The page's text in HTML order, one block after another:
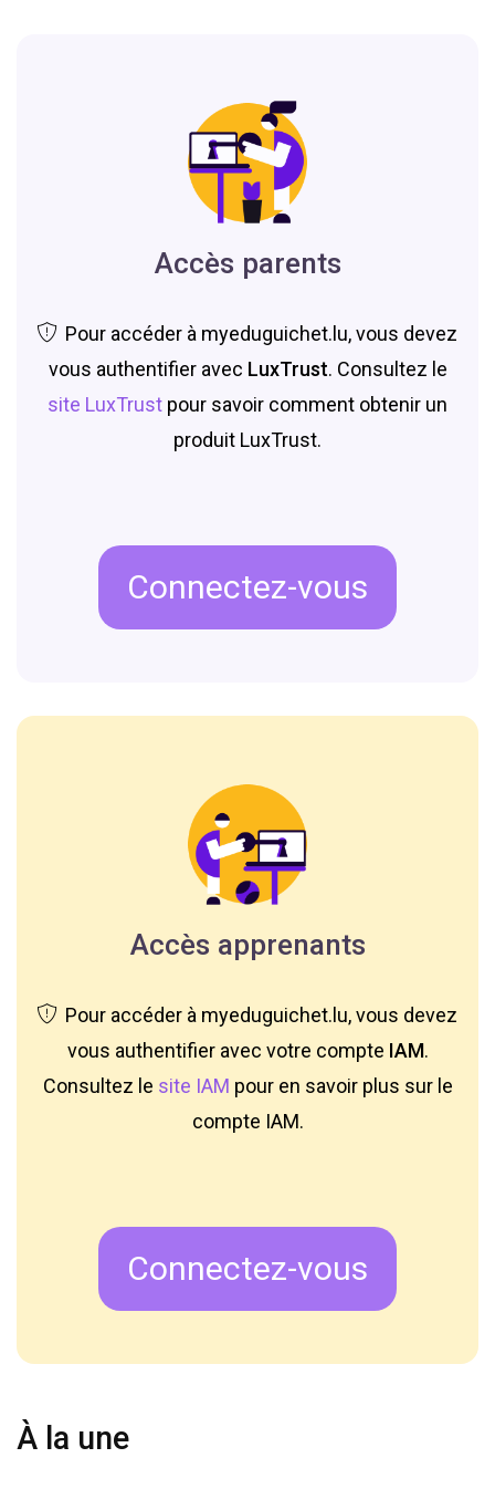
Accès parents
Pour accéder à myeduguichet.lu, vous devez
vous authentifier avec LuxTrust. Consultez le
site LuxTrust pour savoir comment obtenir un
produit LuxTrust.
Connectez-vous
Accès apprenants
Pour accéder à myeduguichet.lu, vous devez
vous authentifier avec votre compte IAM.
Consultez le site IAM pour en savoir plus sur le
compte IAM.
Connectez-vous
À la une